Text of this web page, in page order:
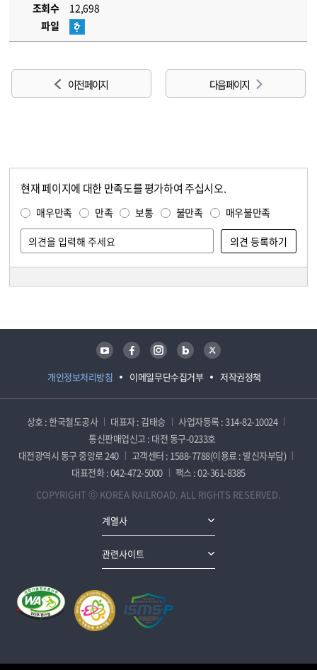
조회수
12,698
파일
이전 페이지 다음 페이지
현재 페이지에 대한 만족도를 평가하여 주십시오.
매우만족 만족 보통 불만족 매우불만족
개인정보처리방침 이메일무단수집거부 저작권정책
유튜브 페이스북 인스타그램 블로그 트위터
상호 : 한국철도공사 대표자 : 김태승
사업자등록 : 314-82-10024
통신판매업신고 : 대전 동구-0233호
대전광역시 동구 중앙로 240
고객센터 : 1588-7788(이용료 : 발신자부담)
대표전화 : 042-472-5000
팩스 : 02-361-8385
COPYRIGHT ⓒ KOREA RAILROAD. ALL RIGHTS RESERVED.
계열사
관련사이트